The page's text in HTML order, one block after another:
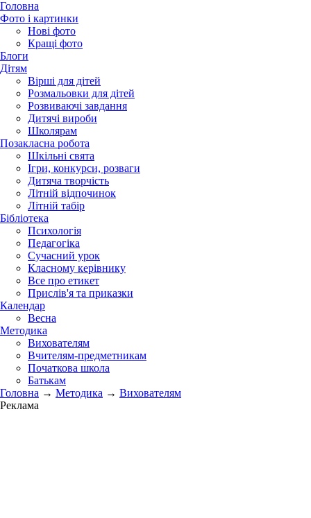
Головна
Фото і картинки
Нові фото
Кращі фото
Блоги
Дітям
Вірші для дітей
Розмальовки для дітей
Розвиваючі завдання
Дитячі вироби
Школярам
Позакласна робота
Шкільні свята
Ігри, конкурси, розваги
Дитяча творчість
Літній відпочинок
Літній табір
Бібліотека
Психологія
Педагогіка
Сучасний урок
Класному керівнику
Все про етикет
Прислів'я та приказки
Календар
Весна
Методика
Вихователям
Вчителям-предметникам
Початкова школа
Батькам
Головна → Методика → Вихователям
Реклама